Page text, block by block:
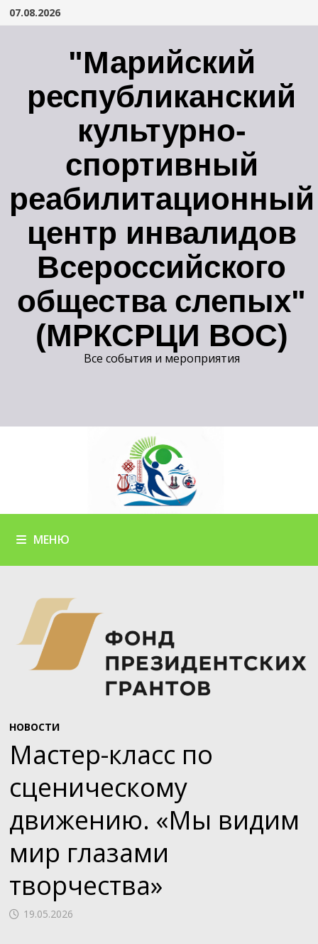
Перейти
07.08.2026
"Марийский
республиканский
культурно-
спортивный
реабилитационный
центр инвалидов
Всероссийского
общества слепых"
(МРКСРЦИ ВОС)
Все события и мероприятия
МЕНЮ
НОВОСТИ
Мастер-класс по
сценическому
движению. «Мы видим
мир глазами
творчества»
19.05.2026